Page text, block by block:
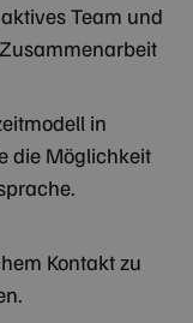
Team und
in
die Möglichkeit
Kontakt zu